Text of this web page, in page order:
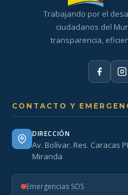
Trabajando por el
ciudadanos del
transparencia,
CONTACTO Y
DIRECCIÓN
Av. Bolívar. Res. Caracas
Miranda
Emergencias SOS